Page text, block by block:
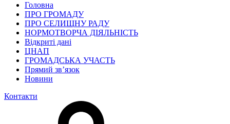
Головна
ПРО ГРОМАДУ
ПРО СЕЛИЩНУ РАДУ
НОРМОТВОРЧА ДІЯЛЬНІСТЬ
Відкриті дані
ЦНАП
ГРОМАДСЬКА УЧАСТЬ
Прямий зв’язок
Новини
Контакти